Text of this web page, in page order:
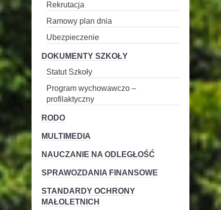
Rekrutacja
Ramowy plan dnia
Ubezpieczenie
DOKUMENTY SZKOŁY
Statut Szkoły
Program wychowawczo –
profilaktyczny
RODO
MULTIMEDIA
NAUCZANIE NA ODLEGŁOŚĆ
SPRAWOZDANIA FINANSOWE
STANDARDY OCHRONY
MAŁOLETNICH